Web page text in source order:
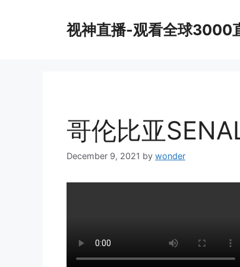
视神直播-观看全球3000
哥伦比亚
December 9, 2021 by wonder